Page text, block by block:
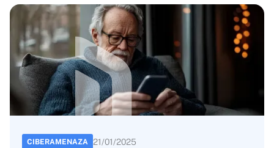
CIBERAMENAZA 21/01/2025